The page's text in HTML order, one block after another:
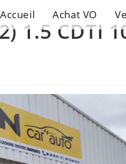
Accueil Achat VO
1.5 CDTI